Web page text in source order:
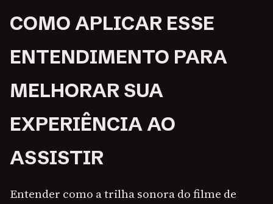
COMO APLICAR ESSE
ENTENDIMENTO PARA
MELHORAR SUA
EXPERIÊNCIA AO
ASSISTIR
Entender como a trilha sonora do filme de